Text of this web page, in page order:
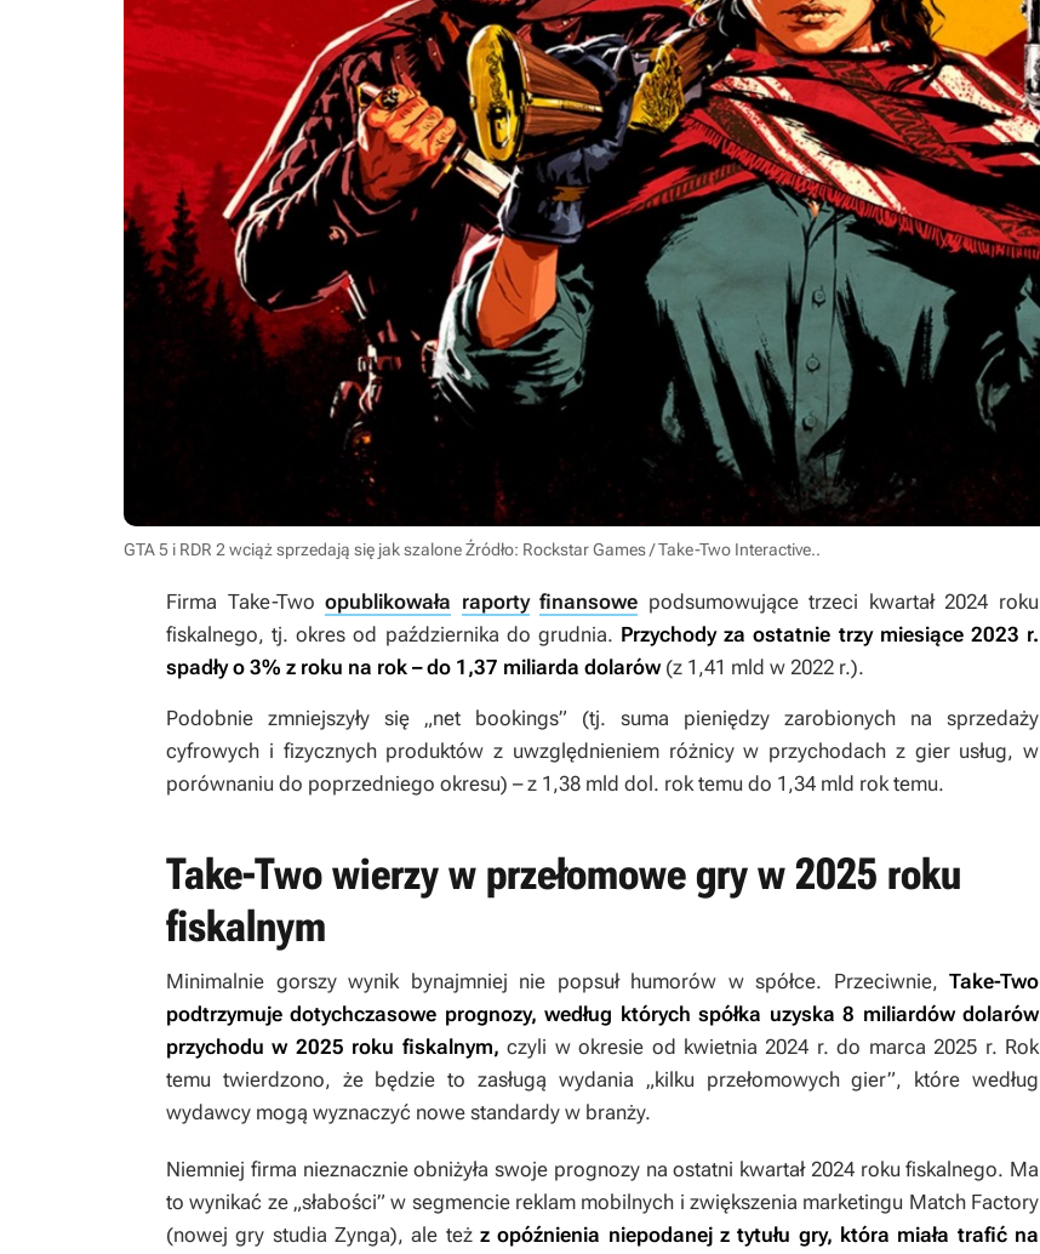
GTA 5 i RDR 2 wciąż sprzedają się jak szaloneŹródło: Rockstar Games / Take-Two Interactive..
Firma Take-Twoopublikowała raporty finansowe podsumowujące trzeci kwartał 2024 roku
fiskalnego, tj. okres od października do grudnia. Przychody za ostatnie trzy miesiące 2023 r.
spadły o 3% z roku na rok – do 1,37 miliarda dolarów(z 1,41 mld w 2022 r.).
Podobnie zmniejszyły się „net bookings” (tj. suma pieniędzy zarobionych na sprzedaży
cyfrowych i fizycznych produktów z uwzględnieniem różnicy w przychodach z gier usług, w
porównaniu do poprzedniego okresu) – z 1,38 mld dol. rok temu do 1,34 mld rok temu.
Take-Two wierzy w przełomowe gry w 2025 roku
fiskalnym
Minimalnie gorszy wynik bynajmniej nie popsuł humorów w spółce. Przeciwnie, Take-Two
podtrzymuje dotychczasowe prognozy, według których spółka uzyska 8 miliardów dolarów
przychodu w 2025 roku fiskalnym, czyli w okresie od kwietnia 2024 r. do marca 2025 r. Rok
temu twierdzono, że będzie to zasługą wydania „kilku przełomowych gier”, które według
wydawcy mogą wyznaczyć nowe standardy w branży.
Niemniej firma nieznacznie obniżyła swoje prognozy na ostatni kwartał 2024 roku fiskalnego. Ma
to wynikać ze „słabości” w segmencie reklam mobilnych i zwiększenia marketingu Match Factory
(nowej gry studia Zynga), ale też z opóźnienia niepodanej z tytułu gry, która miała trafić na